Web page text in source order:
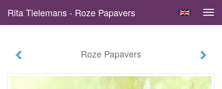
Rita Tielemans - Roze Papavers
Roze Papavers